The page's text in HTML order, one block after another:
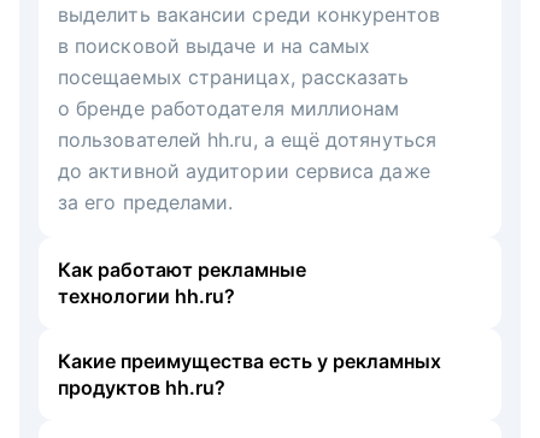
выделить вакансии среди конкурентов
в поисковой выдаче и на самых
посещаемых страницах, рассказать
о бренде работодателя миллионам
пользователей hh.ru, а ещё дотянуться
до активной аудитории сервиса даже
за его пределами.
Как работают рекламные
технологии hh.ru?
Какие преимущества есть у рекламных
продуктов hh.ru?